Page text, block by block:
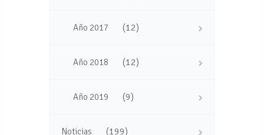
Año 2017 (12)
Año 2018 (12)
Año 2019 (9)
Noticias (199)